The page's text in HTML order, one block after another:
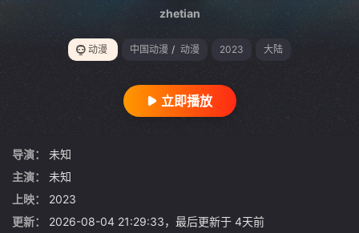
zhetian
动漫 中国动漫 / 动漫 2023 大陆
立即播放
导演：
未知
主演：
未知
上映：
2023
更新：
2026-08-04 21:29:33，最后更新于 4天前